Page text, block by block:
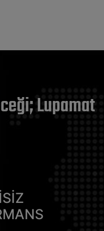
Lupamat